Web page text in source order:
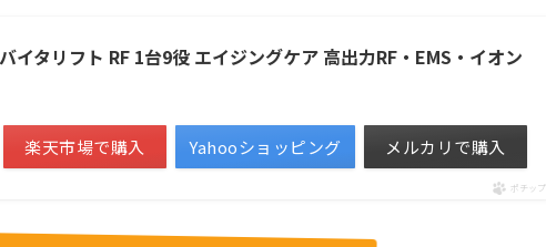
イタリフト RF 1台9役 エイジングケア 高出力RF・EMS・イオン
楽天市場で購入 Yahooショッピング メルカリで購入
ポチップ